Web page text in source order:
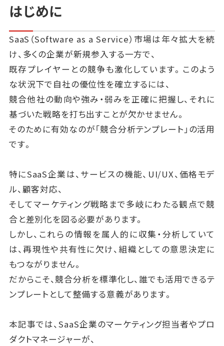
はじめに
SaaS（Software as a Service）市場は年々拡大を続
け、多くの企業が新規参入する一方で、
既存プレイヤーとの競争も激化しています。このよう
な状況下で自社の優位性を確立するには、
競合他社の動向や強み・弱みを正確に把握し、それに
基づいた戦略を打ち出すことが欠かせません。
そのために有効なのが「競合分析テンプレート」の活用
です。
特にSaaS企業は、サービスの機能、UI/UX、価格モデ
ル、顧客対応、
そしてマーケティング戦略まで多岐にわたる観点で競
合と差別化を図る必要があります。
しかし、これらの情報を属人的に収集・分析していて
は、再現性や共有性に欠け、組織としての意思決定に
もつながりません。
だからこそ、競合分析を標準化し、誰でも活用できるテ
ンプレートとして整備する意義があります。
本記事では、SaaS企業のマーケティング担当者やプロ
ダクトマネージャーが、